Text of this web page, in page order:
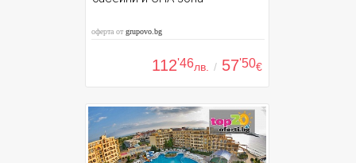
оферта отgrupovo.bg
112'46лв. / 57'50€